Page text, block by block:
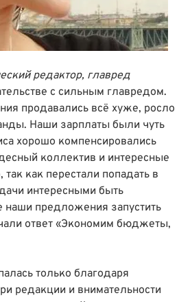
редактор, главред
с сильным главредом.
продавались всё хуже, росло
Наши зарплаты были чуть
хорошо компенсировались
коллектив и интересные
как перестали попадать в
интересными быть
наши предложения запустить
ответ «Экономим бюджеты,
только благодаря
редакции и внимательности